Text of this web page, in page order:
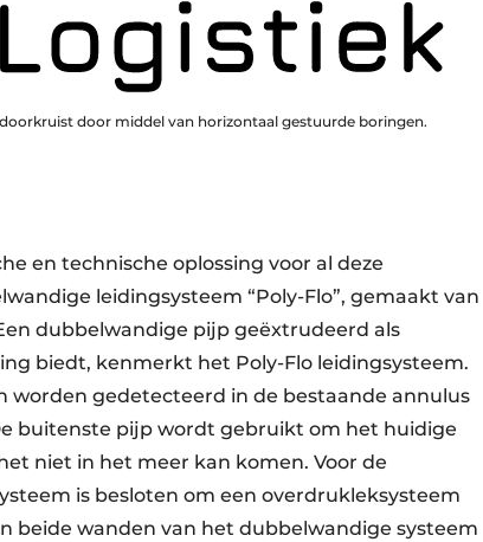
door middel van horizontaal gestuurde boringen.
en technische oplossing voor al deze
leidingsysteem “Poly-Flo”, gemaakt van
dubbelwandige pijp geëxtrudeerd als
biedt, kenmerkt het Poly-Flo leidingsysteem.
worden gedetecteerd in de bestaande annulus
buitenste pijp wordt gebruikt om het huidige
niet in het meer kan komen. Voor de
is besloten om een overdrukleksysteem
beide wanden van het dubbelwandige systeem